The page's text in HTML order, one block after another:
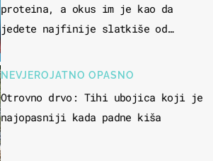
proteina, a okus im je kao da
jedete najfinije slatkiše od
NEVJEROJATNO OPASNO
Otrovno drvo: Tihi ubojica koji je
najopasniji kada padne kiša